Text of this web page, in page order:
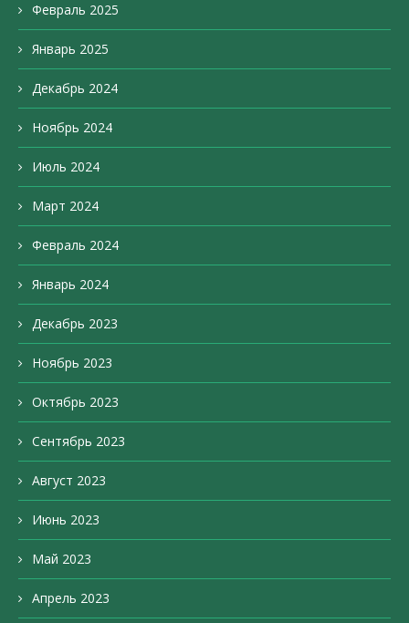
Февраль 2025
Январь 2025
Декабрь 2024
Ноябрь 2024
Июль 2024
Март 2024
Февраль 2024
Январь 2024
Декабрь 2023
Ноябрь 2023
Октябрь 2023
Сентябрь 2023
Август 2023
Июнь 2023
Май 2023
Апрель 2023